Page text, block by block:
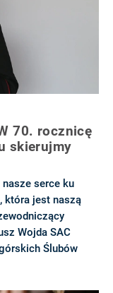
70. rocznicę
skierujmy
serce ku
która jest naszą
Wojda SAC
Ślubów